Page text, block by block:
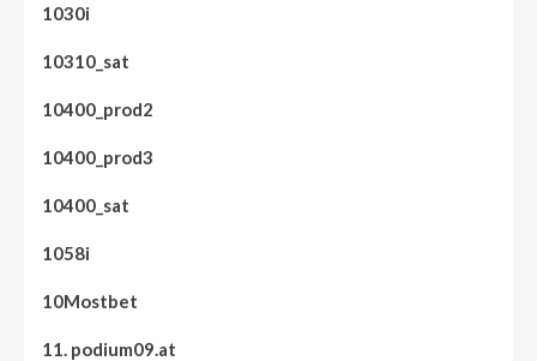
1030i
10310_sat
10400_prod2
10400_prod3
10400_sat
1058i
10Mostbet
11. podium09.at